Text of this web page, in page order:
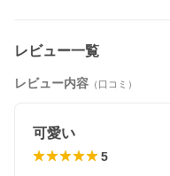
レビュー一覧
レビュー内容 （口コミ）
可愛い
5